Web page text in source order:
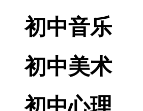
初中音乐
初中美术
初中心理